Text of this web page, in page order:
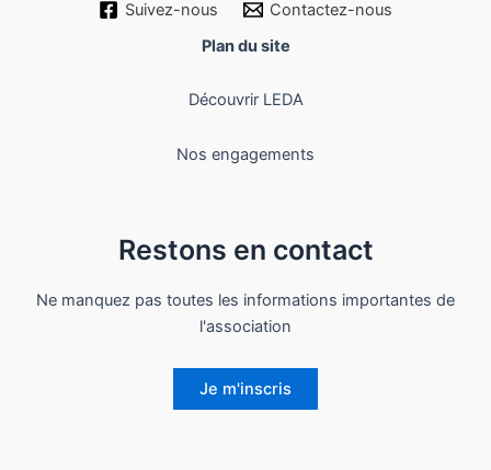
Suivez-nous
Contactez-nous
Plan du site
Découvrir LEDA
Nos engagements
Restons en contact
Ne manquez pas toutes les informations importantes de
l'association
Je m'inscris